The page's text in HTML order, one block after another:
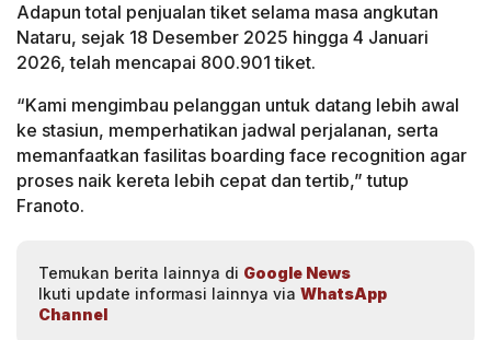
Adapun total penjualan tiket selama masa angkutan
Nataru, sejak 18 Desember 2025 hingga 4 Januari
2026, telah mencapai 800.901 tiket.
“Kami mengimbau pelanggan untuk datang lebih awal
ke stasiun, memperhatikan jadwal perjalanan, serta
memanfaatkan fasilitas boarding face recognition agar
proses naik kereta lebih cepat dan tertib,” tutup
Franoto.
Temukan berita lainnya di Google News
Ikuti update informasi lainnya via WhatsApp
Channel